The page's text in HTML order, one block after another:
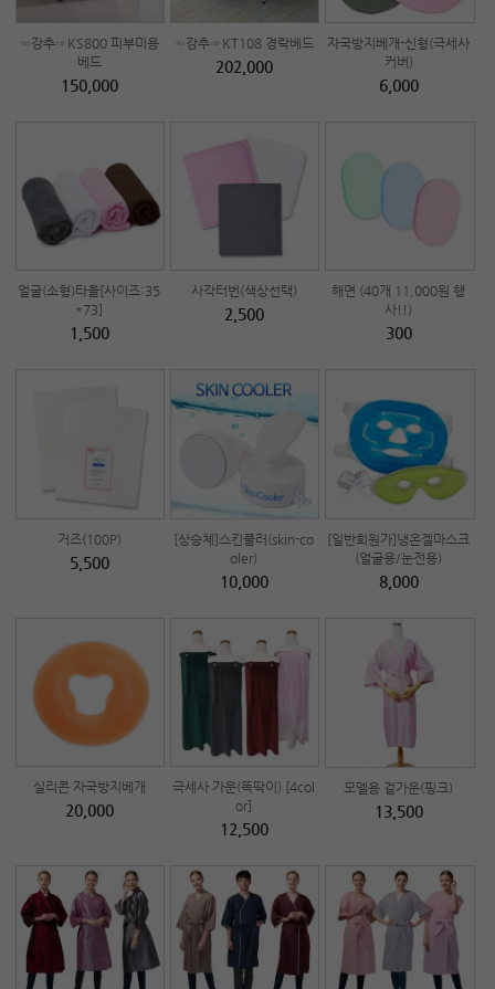
☜강추☞KS800 피부미용
베드
150,000
☜강추☞KT108 경락베드
202,000
자국방지베개-신형(극세사
커버)
6,000
얼굴(소형)타올[사이즈:35
*73]
1,500
사각터번(색상선택)
2,500
해면 (40개 11,000원 행
사!!)
300
거즈(100P)
5,500
[상승체]스킨쿨러(skin-co
oler)
10,000
[일반회원가]냉온겔마스크
(얼굴용/눈전용)
8,000
실리콘 자국방지베개
20,000
극세사 가운(똑딱이) [4col
or]
12,500
모델용 겉가운(핑크)
13,500